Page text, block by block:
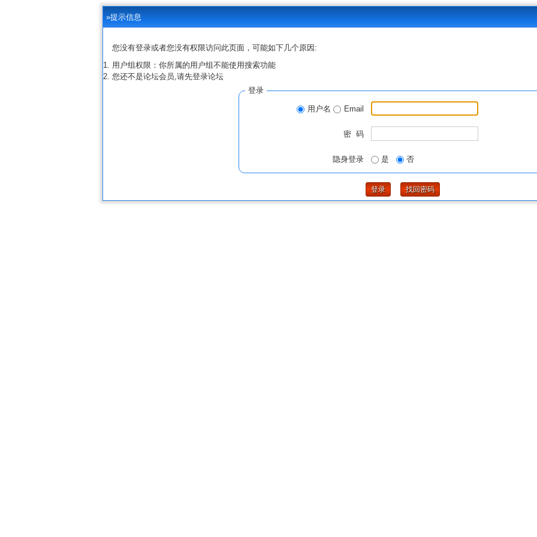
»提示信息
您没有登录或者您没有权限访问此页面，可能如下几个原因:
用户组权限：你所属的用户组不能使用搜索功能
您还不是论坛会员,请先登录论坛
登录
用户名 Email
密 码
隐身登录 是 否